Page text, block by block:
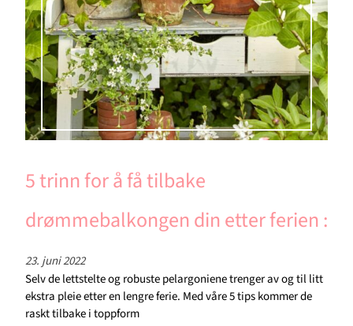
5 trinn for å få tilbake
drømmebalkongen din etter ferien :
23. juni 2022
Selv de lettstelte og robuste pelargoniene trenger av og til litt
ekstra pleie etter en lengre ferie. Med våre 5 tips kommer de
raskt tilbake i toppform